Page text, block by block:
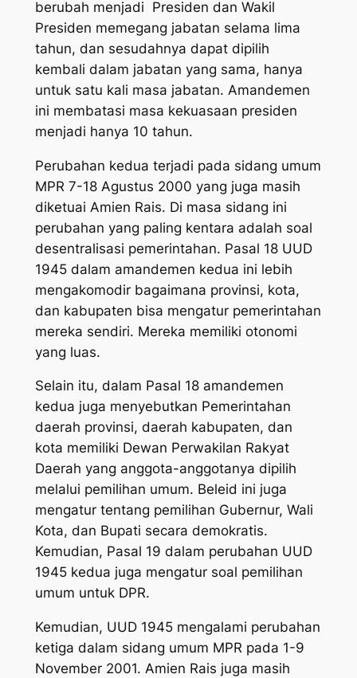
berubah menjadi Presiden dan Wakil
Presiden memegang jabatan selama lima
tahun, dan sesudahnya dapat dipilih
kembali dalam jabatan yang sama, hanya
untuk satu kali masa jabatan. Amandemen
ini membatasi masa kekuasaan presiden
menjadi hanya 10 tahun.
Perubahan kedua terjadi pada sidang umum
MPR 7-18 Agustus 2000 yang juga masih
diketuai Amien Rais. Di masa sidang ini
perubahan yang paling kentara adalah soal
desentralisasi pemerintahan. Pasal 18 UUD
1945 dalam amandemen kedua ini lebih
mengakomodir bagaimana provinsi, kota,
dan kabupaten bisa mengatur pemerintahan
mereka sendiri. Mereka memiliki otonomi
yang luas.
Selain itu, dalam Pasal 18 amandemen
kedua juga menyebutkan Pemerintahan
daerah provinsi, daerah kabupaten, dan
kota memiliki Dewan Perwakilan Rakyat
Daerah yang anggota-anggotanya dipilih
melalui pemilihan umum. Beleid ini juga
mengatur tentang pemilihan Gubernur, Wali
Kota, dan Bupati secara demokratis.
Kemudian, Pasal 19 dalam perubahan UUD
1945 kedua juga mengatur soal pemilihan
umum untuk DPR.
Kemudian, UUD 1945 mengalami perubahan
ketiga dalam sidang umum MPR pada 1-9
November 2001. Amien Rais juga masih